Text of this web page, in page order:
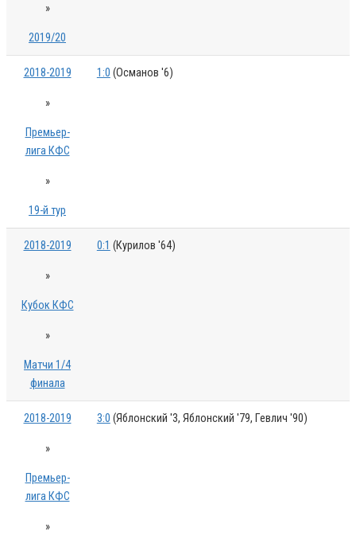
»
2019/20
2018-2019
»
Премьер-
лига КФС
»
19-й тур
1:0 (Османов '6)
2018-2019
»
Кубок КФС
»
Матчи 1/4
финала
0:1 (Курилов '64)
2018-2019
»
Премьер-
лига КФС
»
3:0 (Яблонский '3, Яблонский '79, Гевлич '90)